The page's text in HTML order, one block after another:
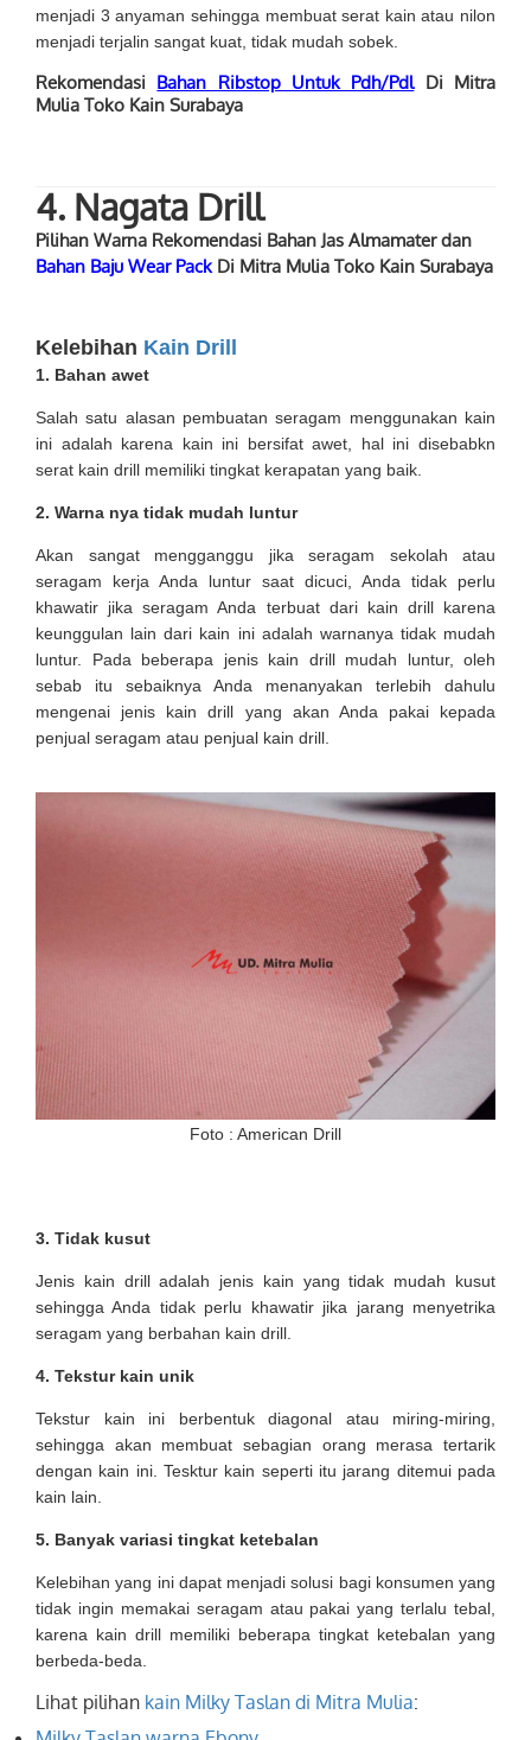
menjadi 3 anyaman sehingga membuat serat kain atau nilon
menjadi terjalin sangat kuat, tidak mudah sobek.
Rekomendasi Bahan Ribstop Untuk Pdh/PdlDi Mitra
Mulia Toko Kain Surabaya
4. Nagata Drill
Pilihan Warna Rekomendasi Bahan Jas Almamater dan
Bahan Baju Wear Pack Di Mitra Mulia Toko Kain Surabaya
Kelebihan Kain Drill
1. Bahan awet
Salah satu alasan pembuatan seragam menggunakan kain
ini adalah karena kain ini bersifat awet, hal ini disebabkn
serat kain drill memiliki tingkat kerapatan yang baik.
2. Warna nya tidak mudah luntur
Akan sangat mengganggu jika seragam sekolah atau
seragam kerja Anda luntur saat dicuci, Anda tidak perlu
khawatir jika seragam Anda terbuat dari kain drill karena
keunggulan lain dari kain ini adalah warnanya tidak mudah
luntur. Pada beberapa jenis kain drill mudah luntur, oleh
sebab itu sebaiknya Anda menanyakan terlebih dahulu
mengenai jenis kain drill yang akan Anda pakai kepada
penjual seragam atau penjual kain drill.
Foto : American Drill
3. Tidak kusut
Jenis kain drill adalah jenis kain yang tidak mudah kusut
sehingga Anda tidak perlu khawatir jika jarang menyetrika
seragam yang berbahan kain drill.
4. Tekstur kain unik
Tekstur kain ini berbentuk diagonal atau miring-miring,
sehingga akan membuat sebagian orang merasa tertarik
dengan kain ini. Tesktur kain seperti itu jarang ditemui pada
kain lain.
5. Banyak variasi tingkat ketebalan
Kelebihan yang ini dapat menjadi solusi bagi konsumen yang
tidak ingin memakai seragam atau pakai yang terlalu tebal,
karena kain drill memiliki beberapa tingkat ketebalan yang
berbeda-beda.
Lihat pilihan kain Milky Taslan di Mitra Mulia: